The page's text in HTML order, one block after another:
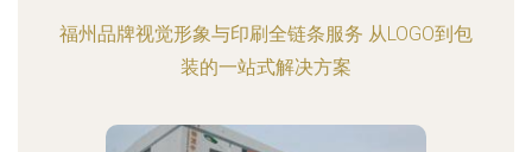
福州品牌视觉形象与印刷全链条服务 从LOGO到包
装的一站式解决方案